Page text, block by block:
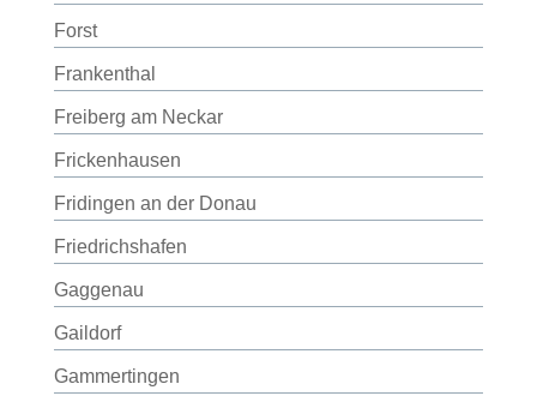
Forst
Frankenthal
Freiberg am Neckar
Frickenhausen
Fridingen an der Donau
Friedrichshafen
Gaggenau
Gaildorf
Gammertingen